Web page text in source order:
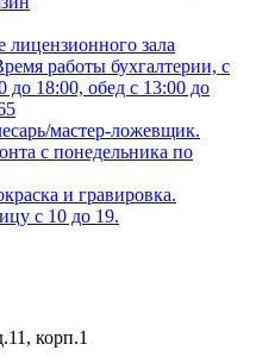
лицензионного зала
работы бухгалтерии, с
до 18:00, обед с 13:00 до
мастер-ложевщик.
с понедельника по
и гравировка.
с 10 до 19.
корп.1